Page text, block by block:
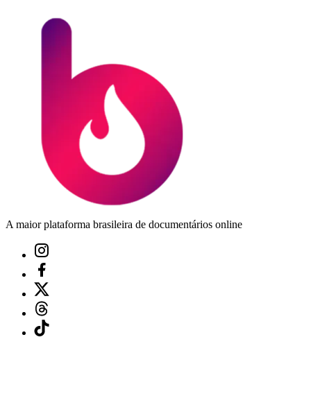
A maior plataforma brasileira de documentários online